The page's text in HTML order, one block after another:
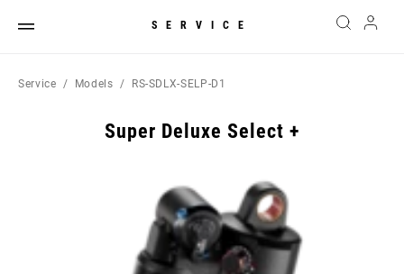
SERVICE
Service Models RS-SDLX-SELP-D1
Super Deluxe Select +